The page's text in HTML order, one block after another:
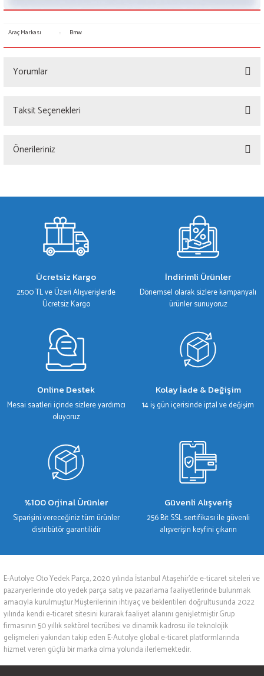
Araç Markası : Bmw
Yorumlar
Taksit Seçenekleri
Önerileriniz
gördüğünüz noktaları öneri formunu kullanarak tarafımıza iletebilirsiniz.
Ürün resmi kalitesiz, bozuk veya görüntülenemiyor.
Ürün açıklamasında eksik bilgiler bulunuyor.
Ürün fiyatı diğer sitelerden daha pahalı.
Bu ürüne benzer farklı alternatifler olmalı.
Ücretsiz Kargo
2500 TL ve Üzeri Alışverişlerde
Ücretsiz Kargo
İndirimli Ürünler
Dönemsel olarak sizlere kampanyalı
ürünler sunuyoruz
Online Destek
Mesai saatleri içinde sizlere yardımcı
oluyoruz
Kolay İade & Değişim
14 iş gün içerisinde iptal ve değişim
%100 Orjinal Ürünler
Siparişini vereceğiniz tüm ürünler
distribütör garantilidir
Güvenli Alışveriş
256 Bit SSL sertifikası ile güvenli
alışverişin keyfini çıkarın
E-Autolye Oto Yedek Parça, 2020 yılında İstanbul Ataşehir’de e-ticaret siteleri ve
pazaryerlerinde oto yedek parça satış ve pazarlama faaliyetlerinde bulunmak
amacıyla kurulmuştur.Müşterilerinin ihtiyaç ve beklentileri doğrultusunda 2022
yılında kendi e-ticaret sitesini kurarak faaliyet alanını genişletmiştir.Grup
firmasının 50 yıllık sektörel tecrübesi ve dinamik kadrosu ile teknolojik
gelişmeleri yakından takip eden E-Autolye global e-ticaret platformlarında
hizmet veren güçlü bir marka olma yolunda ilerlemektedir.